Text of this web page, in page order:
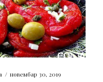
/ новембар 30, 2019